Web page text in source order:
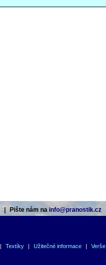
| Pište nám na info@pranostik.cz
| Textíky | Užitečné informace | Verše